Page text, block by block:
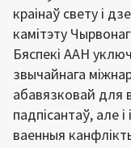
краінаў свету і
камітэту
Бяспекі ААН
звычайнага
абавязковай для
падпісантаў, але
ваенныя